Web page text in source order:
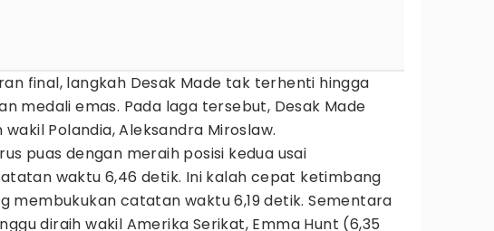
final, langkah Desak Made tak terhenti hingga
medali emas. Pada laga tersebut, Desak Made
Polandia, Aleksandra Miroslaw.
puas dengan meraih posisi kedua usai
waktu 6,46 detik. Ini kalah cepat ketimbang
membukukan catatan waktu 6,19 detik. Sementara
diraih wakil Amerika Serikat, Emma Hunt (6,35